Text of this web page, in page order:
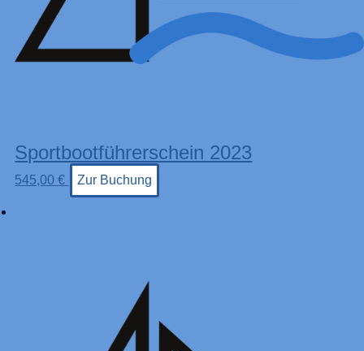
Sportbootführerschein 2023
545,00€ Zur Buchung